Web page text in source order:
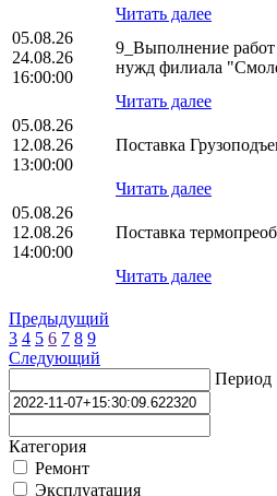
Читать далее
05.08.26
24.08.26
16:00:00
9_Выполнение
нужд филиала
Читать далее
05.08.26
12.08.26
13:00:00
Поставка
Читать далее
05.08.26
12.08.26
14:00:00
Поставка
Читать далее
Предыдущий
3 4 5 6 7 8 9
Следующий
Период
Категория
Ремонт
Эксплуатация